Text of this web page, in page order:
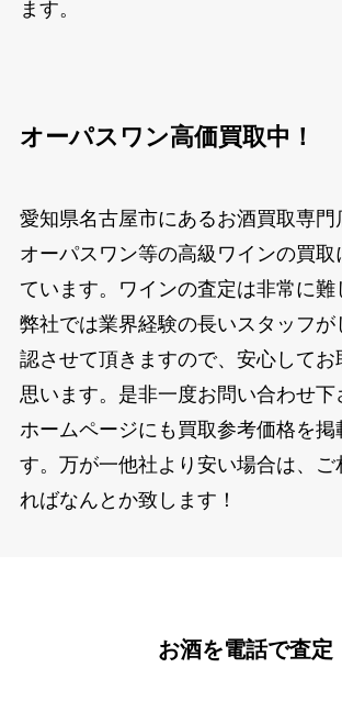
ます。
オーパスワン高価買取中！
愛知県名古屋市にあるお酒買取専門
オーパスワン等の高級ワインの買取
ています。ワインの査定は非常に難
弊社では業界経験の長いスタッフが
認させて頂きますので、安心してお
思います。是非一度お問い合わせ下
ホームページにも買取参考価格を掲
す。万が一他社より安い場合は、ご
ればなんとか致します！
お酒を電話で査定